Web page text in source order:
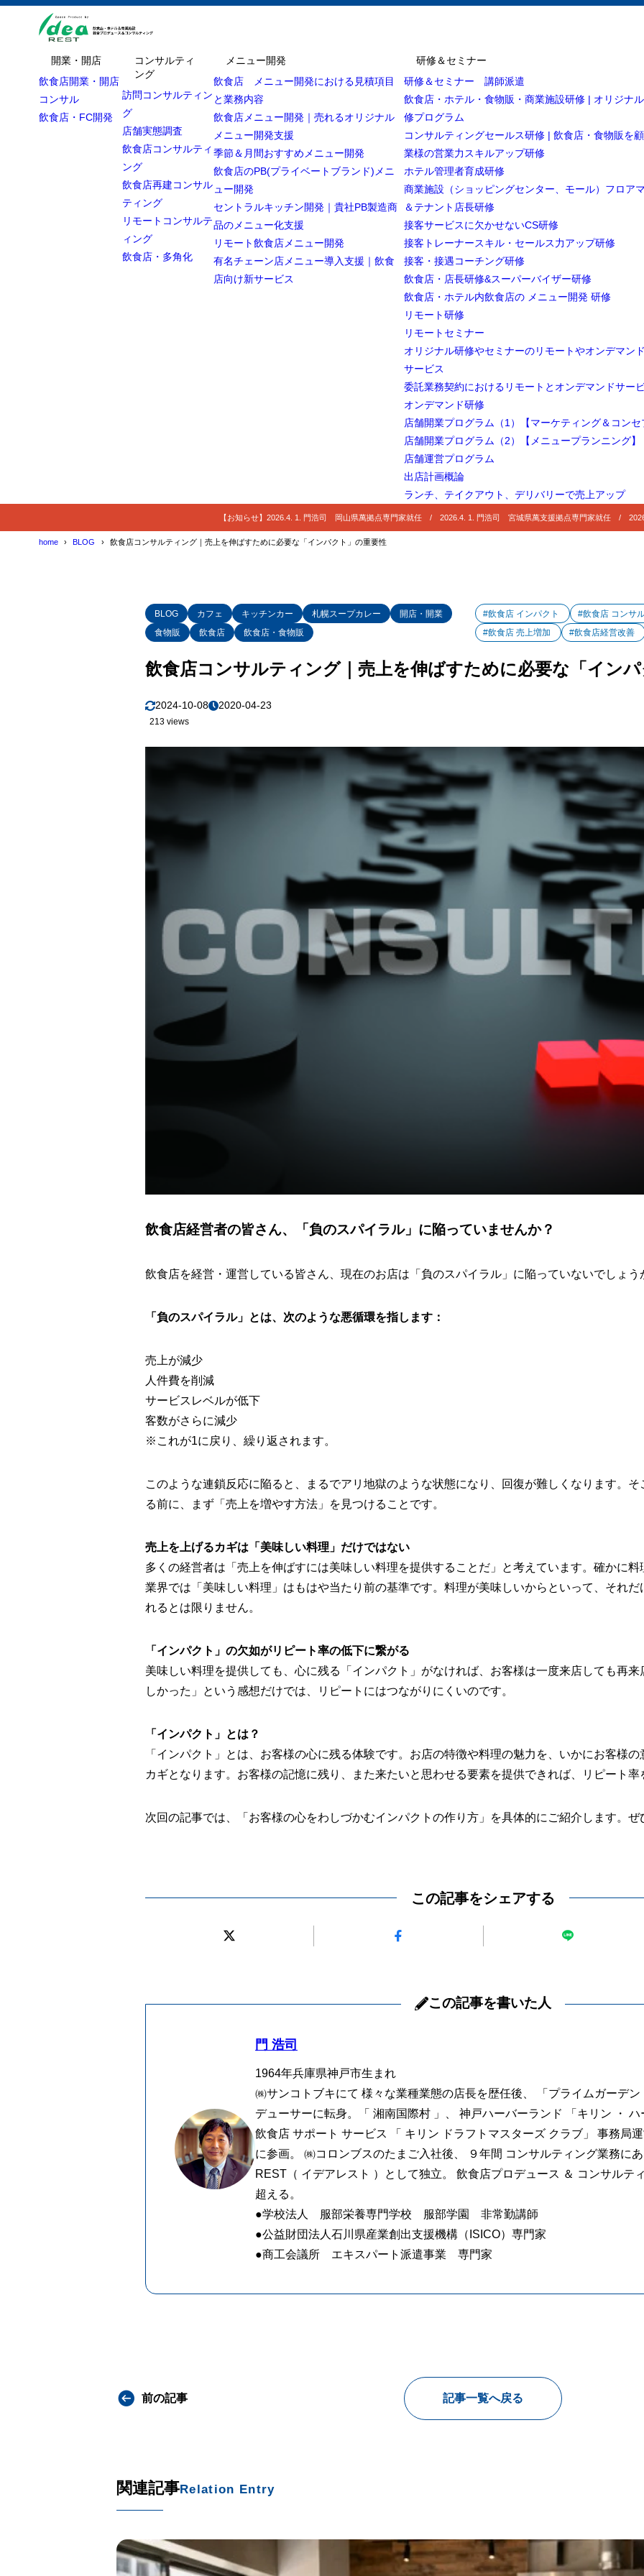
開業・開店
飲食店開業・開店
コンサル
飲食店・FC開発
コンサルティ
ング
訪問コンサルティン
グ
店舗実態調査
飲食店コンサルティ
ング
飲食店再建コンサル
ティング
リモートコンサルテ
ィング
飲食店・多角化
メニュー開発
飲食店 メニュー開発における見積項目
と業務内容
飲食店メニュー開発｜売れるオリジナル
メニュー開発支援
季節＆月間おすすめメニュー開発
飲食店のPB(プライベートブランド)メニ
ュー開発
セントラルキッチン開発｜貴社PB製造商
品のメニュー化支援
リモート飲食店メニュー開発
有名チェーン店メニュー導入支援｜飲食
店向け新サービス
研修＆セミナー
研修＆セミナー 講師派遣
飲食店・ホテル・食物販・商業施設研修 | オリジナ
修プログラム
コンサルティングセールス研修 | 飲食店・食物販を
業様の営業力スキルアップ研修
ホテル管理者育成研修
商業施設（ショッピングセンター、モール）フロア
＆テナント店長研修
接客サービスに欠かせないCS研修
接客トレーナースキル・セールス力アップ研修
接客・接遇コーチング研修
飲食店・店長研修&スーパーバイザー研修
飲食店・ホテル内飲食店の メニュー開発 研修
リモート研修
リモートセミナー
オリジナル研修やセミナーのリモートやオンデマン
サービス
委託業務契約におけるリモートとオンデマンドサー
オンデマンド研修
店舗開業プログラム（1）【マーケティング＆コンセ
店舗開業プログラム（2）【メニュープランニング】
店舗運営プログラム
出店計画概論
ランチ、テイクアウト、デリバリーで売上アップ
【お知らせ】2026.4. 1. 門浩司 岡山県萬拠点専門家就任 / 2026.4. 1. 門浩司 宮城県萬支援拠点専門家就任 /
home BLOG 飲食店コンサルティング｜売上を伸ばすために必要な「インパクト」の重要性
BLOG カフェ キッチンカー 札幌スープカレー
開店・開業
食物販
飲食店 飲食店・食物販
#飲食店 インパクト
#飲食店 コンサ
#飲食店 売上増加
#飲食店経営改善
飲食店コンサルティング｜売上を伸ばすために必要な「イン
2024-10-08 2020-04-23
213 views
飲食店経営者の皆さん、「負のスパイラル」に陥っていませんか？
飲食店を経営・運営している皆さん、現在のお店は「負のスパイラル」に陥っていないでしょう
「負のスパイラル」とは、次のような悪循環を指します：
売上が減少
人件費を削減
サービスレベルが低下
客数がさらに減少
※これが1に戻り、繰り返されます。
このような連鎖反応に陥ると、まるでアリ地獄のような状態になり、回復が難しくなります。
る前に、まず「売上を増やす方法」を見つけることです。
売上を上げるカギは「美味しい料理」だけではない
多くの経営者は「売上を伸ばすには美味しい料理を提供することだ」と考えています。確かに
業界では「美味しい料理」はもはや当たり前の基準です。料理が美味しいからといって、それ
れるとは限りません。
「インパクト」の欠如がリピート率の低下に繋がる
美味しい料理を提供しても、心に残る「インパクト」がなければ、お客様は一度来店しても再
しかった」という感想だけでは、リピートにはつながりにくいのです。
「インパクト」とは？
「インパクト」とは、お客様の心に残る体験です。お店の特徴や料理の魅力を、いかにお客様
カギとなります。お客様の記憶に残り、また来たいと思わせる要素を提供できれば、リピート
次回の記事では、「お客様の心をわしづかむインパクトの作り方」を具体的にご紹介します。
この記事をシェアする
この記事を書いた人
門 浩司
1964年兵庫県神戸市生まれ
㈱サンコトブキにて 様々な業種業態の店長を歴任後、 「プライムガーデ
デューサーに転身。「 湘南国際村 」、 神戸ハーバーランド 「キリン ・
飲食店 サポート サービス 「 キリン ドラフトマスターズ クラブ」 事務局
に参画。 ㈱コロンブスのたまご入社後、 ９年間 コンサルティング業務に
REST（ イデアレスト ）として独立。 飲食店プロデュース ＆ コンサルテ
超える。
●学校法人 服部栄養専門学校 服部学園 非常勤講師
●公益財団法人石川県産業創出支援機構（ISICO）専門家
●商工会議所 エキスパート派遣事業 専門家
前の記事 記事一覧へ戻る
関連記事Relation Entry